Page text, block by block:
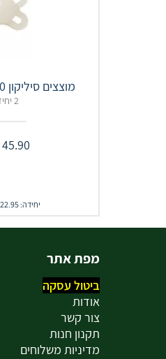
מוצצים סיליקון 2-0 ספארי - בת
2 יחידות
45.90
יחידה: 22.95 ₪ ליחידה
מפת אתר
ביטול עסקה
אודות
צור קשר
תקנון חנות
מדיניות משלוחים